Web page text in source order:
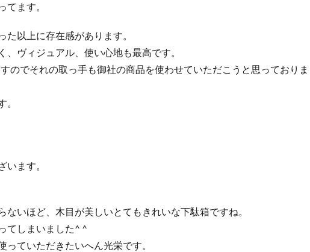
てます。
以上に存在感があります。
ヴィジュアル、使い心地も最高です。
のでそれの取っ手も御社の商品を使わせていただこうと思っておりま
。
います。
ないほど、木目が美しいとてもきれいな下駄箱ですね。
てしまいました^ ^
ていただきたいへん光栄です。